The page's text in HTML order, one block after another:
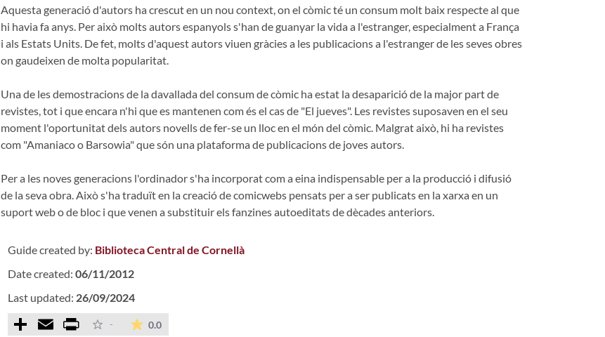
Aquesta generació d'autors ha crescut en un nou context, on el còmic té un consum molt baix respecte al que
hi havia fa anys. Per això molts autors espanyols s'han de guanyar la vida a l'estranger, especialment a França
i als Estats Units. De fet, molts d'aquest autors viuen gràcies a les publicacions a l'estranger de les seves obres
on gaudeixen de molta popularitat.
Una de les demostracions de la davallada del consum de còmic ha estat la desaparició de la major part de
revistes, tot i que encara n'hi que es mantenen com és el cas de "El jueves". Les revistes suposaven en el seu
moment l'oportunitat dels autors novells de fer-se un lloc en el món del còmic. Malgrat això, hi ha revistes
com "Amaniaco o Barsowia" que són una plataforma de publicacions de joves autors.
Per a les noves generacions l'ordinador s'ha incorporat com a eina indispensable per a la producció i difusió
de la seva obra. Això s'ha traduït en la creació de comicwebs pensats per a ser publicats en la xarxa en un
suport web o de bloc i que venen a substituir els fanzines autoeditats de dècades anteriors.
Guide created by: Biblioteca Central de Cornellà
Date created: 06/11/2012
Last updated: 26/09/2024
Comparteix
Email Print - 0.0The average rating is 0 stars out of 5.